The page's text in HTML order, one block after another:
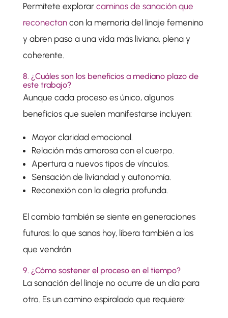
Permítete explorar caminos de sanación que
reconectancon la memoria del linaje femenino
y abren paso a una vida más liviana, plena y
coherente.
8. ¿Cuáles son los beneficios a mediano plazo de
este trabajo?
Aunque cada proceso es único, algunos
beneficios que suelen manifestarse incluyen:
Mayor claridad emocional.
Relación más amorosa con el cuerpo.
Apertura a nuevos tipos de vínculos.
Sensación de liviandad y autonomía.
Reconexión con la alegría profunda.
El cambio también se siente en generaciones
futuras: lo que sanas hoy, libera también a las
que vendrán.
9. ¿Cómo sostener el proceso en el tiempo?
La sanación del linaje no ocurre de un día para
otro. Es un camino espiralado que requiere: